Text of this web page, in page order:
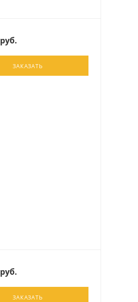
руб.
ЗАКАЗАТЬ
руб.
ЗАКАЗАТЬ